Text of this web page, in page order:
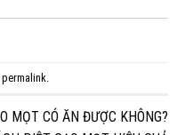
permalink
MỌT CÓ ĂN ĐƯỢC KHÔNG?